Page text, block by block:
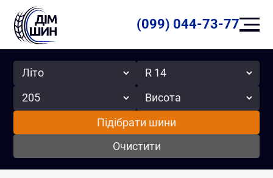
(099) 044-73-77
Сезон Радіус
Ширина Висота
Підібрати шини
Очистити